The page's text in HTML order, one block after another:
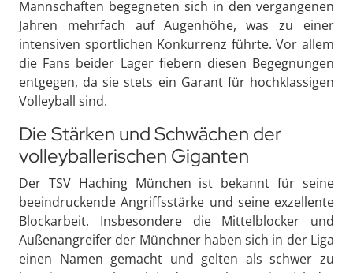
Mannschaften begegneten sich in den vergangenen
Jahren mehrfach auf Augenhöhe, was zu einer
intensiven sportlichen Konkurrenz führte. Vor allem
die Fans beider Lager fiebern diesen Begegnungen
entgegen, da sie stets ein Garant für hochklassigen
Volleyball sind.
Die Stärken und Schwächen der
volleyballerischen Giganten
Der TSV Haching München ist bekannt für seine
beeindruckende Angriffsstärke und seine exzellente
Blockarbeit. Insbesondere die Mittelblocker und
Außenangreifer der Münchner haben sich in der Liga
einen Namen gemacht und gelten als schwer zu